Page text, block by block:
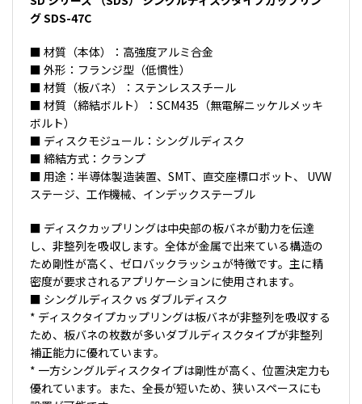
グ SDS-47C
■ 材質（本体）：高強度アルミ合金
■ 外形：フランジ型（低慣性）
■ 材質（板バネ）：ステンレススチール
■ 材質（締結ボルト）：SCM435（無電解ニッケルメッキ
ボルト）
■ ディスクモジュール：シングルディスク
■ 締結方式：クランプ
■ 用途：半導体製造装置、SMT、直交座標ロボット、 UVW
ステージ、工作機械、インデックステーブル
■ ディスクカップリングは中央部の板バネが動力を伝達
し、非整列を吸収します。全体が金属で出来ている構造の
ため剛性が高く、ゼロバックラッシュが特徴です。主に精
密度が要求されるアプリケーションに使用されます。
■ シングルディスク vs ダブルディスク
* ディスクタイプカップリングは板バネが非整列を吸収する
ため、板バネの枚数が多いダブルディスクタイプが非整列
補正能力に優れています。
* 一方シングルディスクタイプは剛性が高く、位置決定力も
優れています。また、全長が短いため、狭いスペースにも